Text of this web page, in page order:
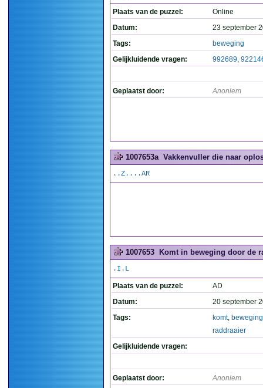
Plaats van de puzzel:
Online
Datum:
23 september
Tags:
beweging
Gelijkluidende vragen:
992689,
Geplaatst door: Anoniem
1007653a Vakkenvuller die naar
..Z....AR
1007653 Komt in beweging door de
.I.L
Plaats van de puzzel:
AD
Datum:
20 september
Tags:
komt, beweging
raddraaier
Gelijkluidende vragen:
Geplaatst door: Anoniem